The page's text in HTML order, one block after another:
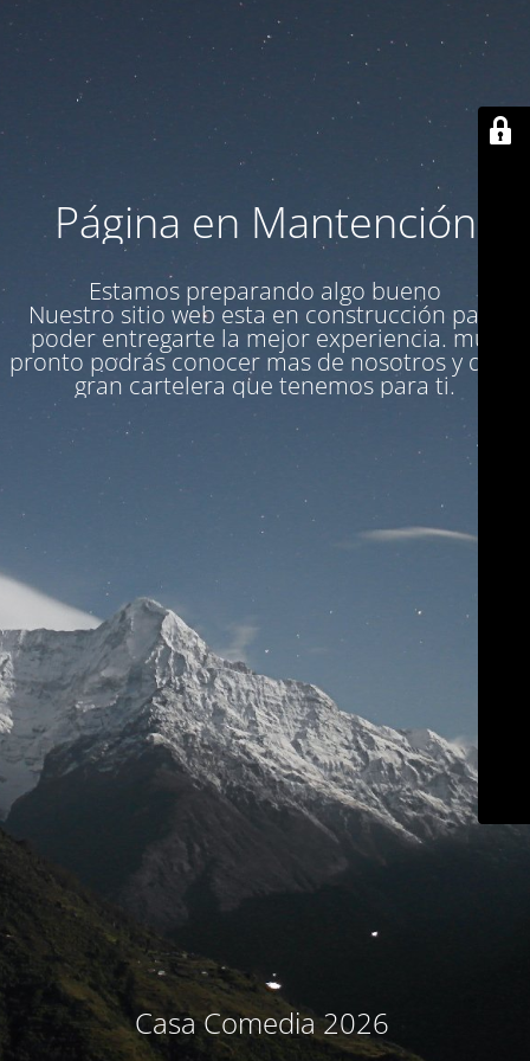
Página en Mantención
Estamos preparando algo bueno
Nuestro sitio web esta en construcción para
poder entregarte la mejor experiencia. muy
pronto podrás conocer mas de nosotros y de la
gran cartelera que tenemos para ti.
Casa Comedia 2026